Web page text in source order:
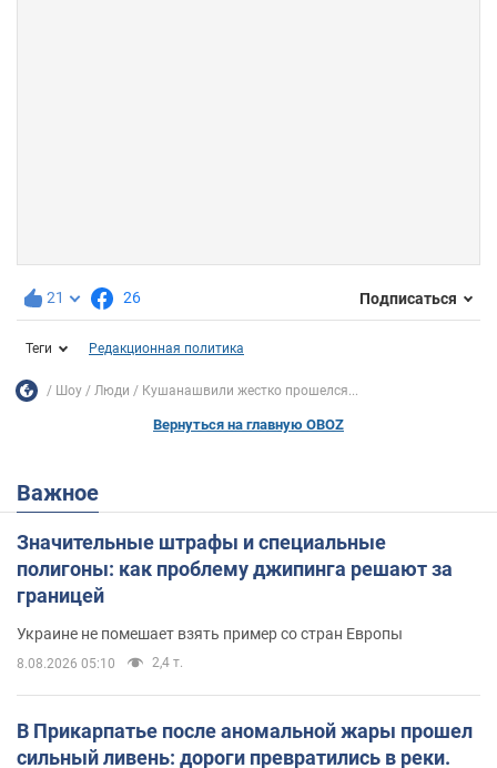
21 26 Подписаться
Теги Редакционная политика
Шоу Люди Кушанашвили жестко прошелся...
Вернуться на главную OBOZ
Важное
Значительные штрафы и специальные
полигоны: как проблему джипинга решают за
границей
Украине не помешает взять пример со стран Европы
8.08.2026 05:10 2,4 т.
В Прикарпатье после аномальной жары прошел
сильный ливень: дороги превратились в реки.